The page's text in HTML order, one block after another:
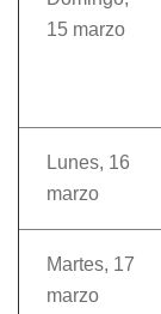
15 marzo
Lunes, 16
marzo
Martes, 17
marzo